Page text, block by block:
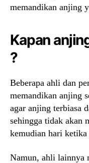
memandikan anjing
Kapan
?
Beberapa ahli dan
memandikan anjing
agar anjing terbiasa
sehingga tidak akan
kemudian hari ketika
Namun, ahli lainnya